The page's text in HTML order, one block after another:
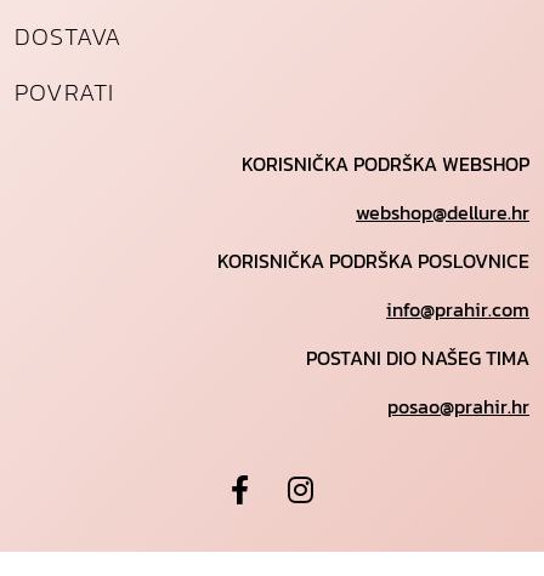
DOSTAVA
POVRATI
KORISNIČKA PODRŠKA WEBSHOP
webshop@dellure.hr
KORISNIČKA PODRŠKA POSLOVNICE
info@prahir.com
POSTANI DIO NAŠEG TIMA
posao@prahir.hr